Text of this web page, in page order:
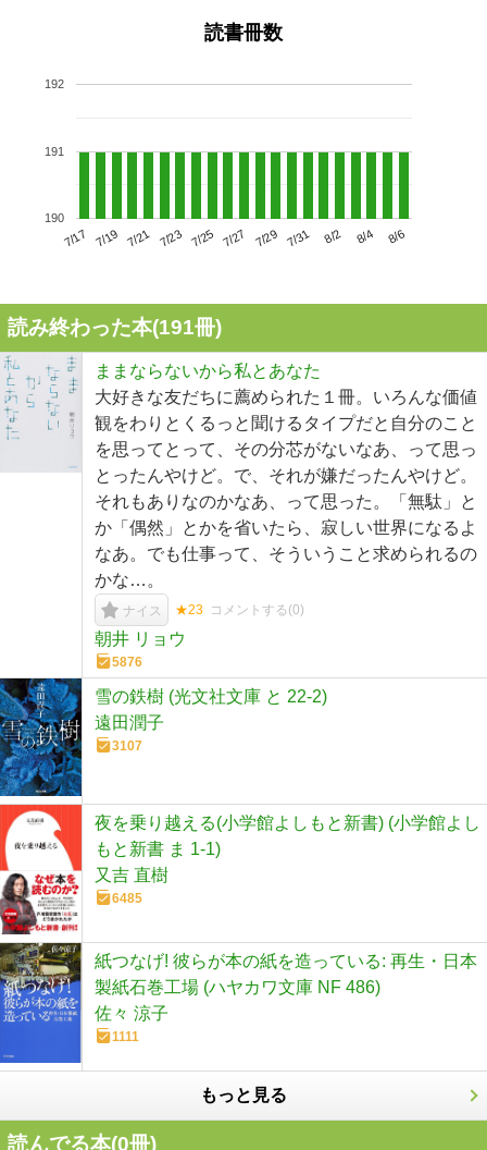
読書冊数
7/17 7/19 7/21 7/23 7/25 7/27 7/29 7/31 8/2 8/4 8/6
190
191
192
読み終わった本(191冊)
ままならないから私とあなた
大好きな友だちに薦められた１冊。いろんな価値
観をわりとくるっと聞けるタイプだと自分のこと
を思ってとって、その分芯がないなあ、って思っ
とったんやけど。で、それが嫌だったんやけど。
それもありなのかなあ、って思った。「無駄」と
か「偶然」とかを省いたら、寂しい世界になるよ
なあ。でも仕事って、そういうこと求められるの
かな…。
ナイス ★23 コメントする(0)
朝井 リョウ
5876
雪の鉄樹 (光文社文庫 と 22-2)
遠田潤子
3107
夜を乗り越える(小学館よしもと新書) (小学館よし
もと新書 ま 1-1)
又吉 直樹
6485
紙つなげ! 彼らが本の紙を造っている: 再生・日本
製紙石巻工場 (ハヤカワ文庫 NF 486)
佐々 涼子
1111
もっと見る
読んでる本(0冊)